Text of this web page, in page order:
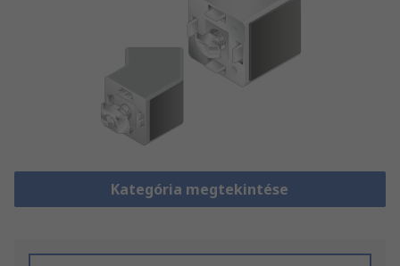
Kategória megtekintése